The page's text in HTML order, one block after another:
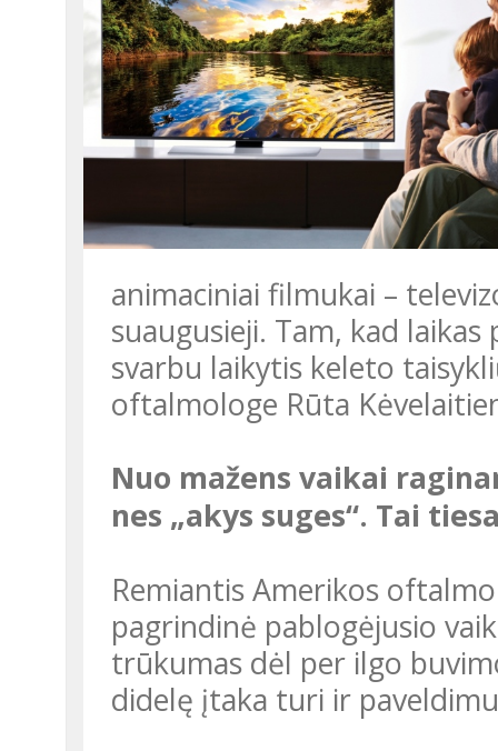
animaciniai filmukai –
suaugusieji. Tam, kad
svarbu laikytis keleto
oftalmologe Rūta
Nuo mažens vaikai raginami nesėdėti pernelyg arti ekrano,
nes „akys suges“. Tai
Remiantis Amerikos oftalmologų draugijos atliktomis studijomis,
pagrindinė pablogėjusio
trūkumas dėl per ilgo
didelę įtaka turi ir